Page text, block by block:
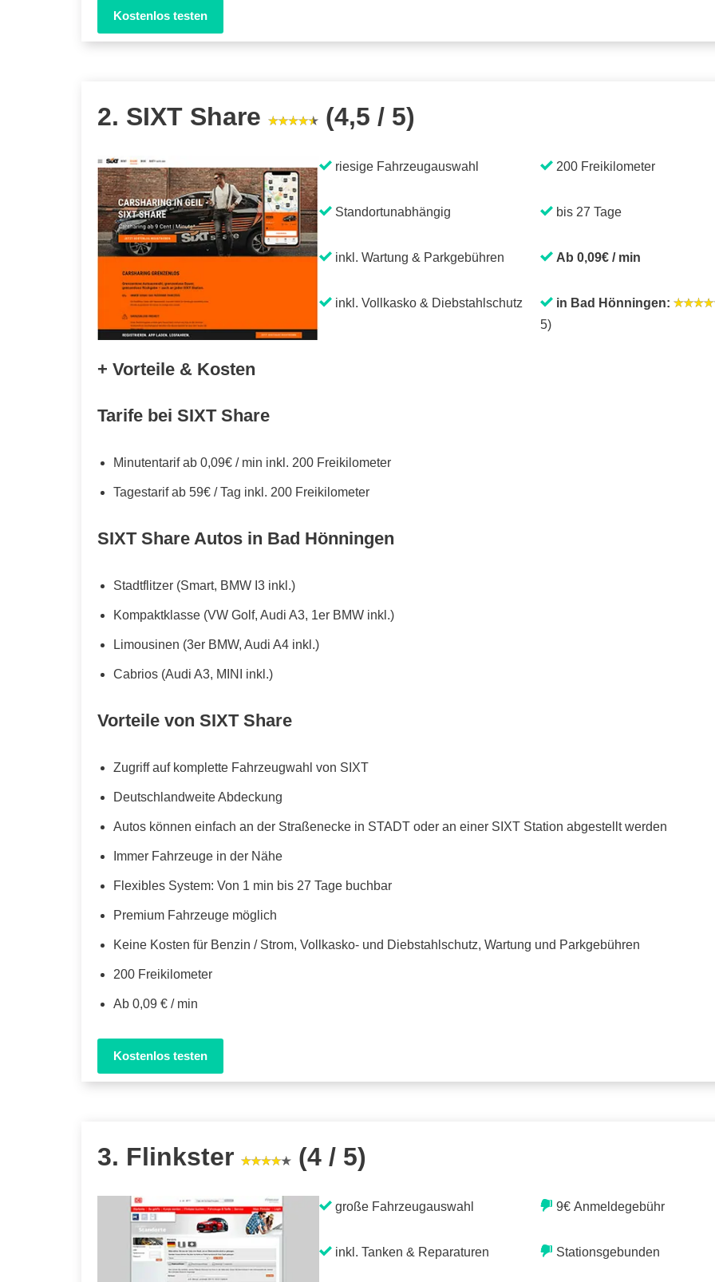
Kostenlos testen
2. SIXT Share (4,5 / 5)
riesige Fahrzeugauswahl
Standortunabhängig
inkl. Wartung & Parkgebühren
inkl. Vollkasko & Diebstahlschutz
200 Freikilometer
bis 27 Tage
Ab 0,09€ / min
in Bad Hönningen:
5)
+ Vorteile & Kosten
Tarife bei SIXT Share
Minutentarif ab 0,09€ / min inkl. 200 Freikilometer
Tagestarif ab 59€ / Tag inkl. 200 Freikilometer
SIXT Share Autos in Bad Hönningen
Stadtflitzer (Smart, BMW I3 inkl.)
Kompaktklasse (VW Golf, Audi A3, 1er BMW inkl.)
Limousinen (3er BMW, Audi A4 inkl.)
Cabrios (Audi A3, MINI inkl.)
Vorteile von SIXT Share
Zugriff auf komplette Fahrzeugwahl von SIXT
Deutschlandweite Abdeckung
Autos können einfach an der Straßenecke in STADT oder an einer SIXT Station abgestellt werden
Immer Fahrzeuge in der Nähe
Flexibles System: Von 1 min bis 27 Tage buchbar
Premium Fahrzeuge möglich
Keine Kosten für Benzin / Strom, Vollkasko- und Diebstahlschutz, Wartung und Parkgebühren
200 Freikilometer
Ab 0,09 € / min
Kostenlos testen
3. Flinkster (4 / 5)
große Fahrzeugauswahl
inkl. Tanken & Reparaturen
9€ Anmeldegebühr
Stationsgebunden